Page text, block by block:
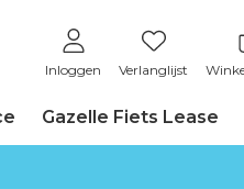
Inloggen Verlanglijst
Gazelle Fiets Lease